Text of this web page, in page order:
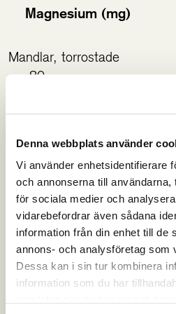
Denna webbplats använder
Vi använder enhetsidentifierare
och annonserna till användarna,
för sociala medier och
vidarebefordrar även sådana
information från din enhet till de
annons- och analysföretag som
Dessa kan i sin tur kombinera
information som du har
Magnesium (mg)
Mandlar,
80
Spenat,
78
Cashewnötter,
74
61
Svarta bönor,